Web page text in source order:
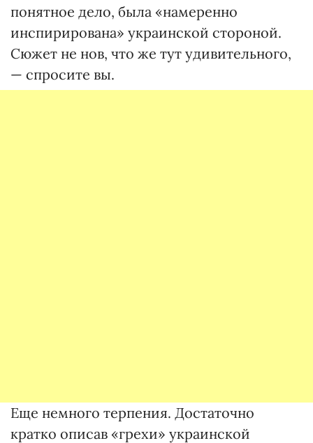
понятное дело, была «намеренно
инспирирована» украинской стороной.
Сюжет не нов, что же тут удивительного,
— спросите вы.
Еще немного терпения. Достаточно
кратко описав «грехи» украинской